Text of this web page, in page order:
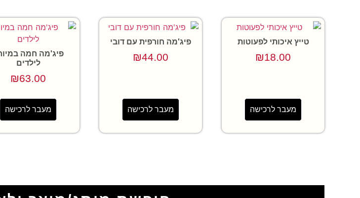
טייץ איכותי לפעוטות
₪18.00
מעבר לרכישה
פיג'מה חורפית עם דובי
₪44.00
מעבר לרכישה
פיג'מה חמה
לילדים
₪63.00
מעבר לרכישה